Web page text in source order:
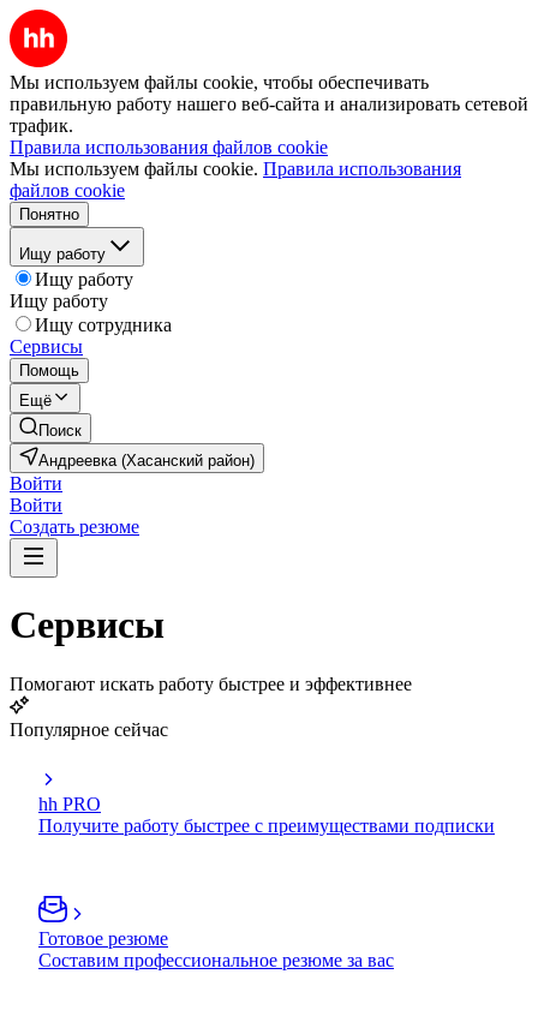
Мы используем файлы cookie, чтобы обеспечивать
правильную работу нашего веб-сайта и анализировать сетевой
трафик.
Правила использования файлов cookie
Мы используем файлы cookie. Правила использования
файлов cookie
Понятно
Ищу работу
Ищу работу
Ищу работу
Ищу сотрудника
Сервисы
Помощь
Ещё
Поиск
Андреевка (Хасанский район)
Войти
Войти
Создать резюме
Сервисы
Помогают искать работу быстрее и эффективнее
Популярное сейчас
hh PRO
Получите работу быстрее с преимуществами подписки
Готовое резюме
Составим профессиональное резюме за вас